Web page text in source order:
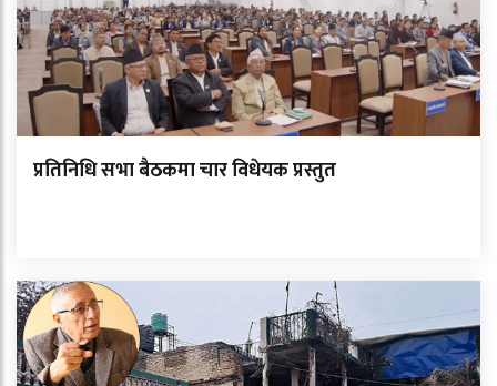
प्रतिनिधि सभा बैठकमा चार विधेयक प्रस्तुत